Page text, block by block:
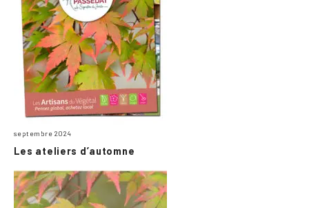
septembre 2024
Les ateliers d’automne